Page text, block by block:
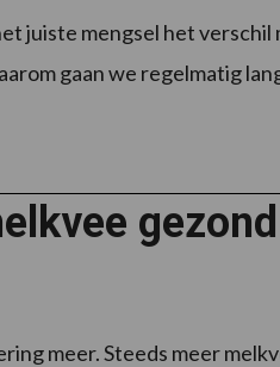
juiste mengsel het
gaan we regelmatig
meer. Steeds meer